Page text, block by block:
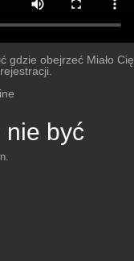
gdzie obejrzeć Miało Cię
nie być